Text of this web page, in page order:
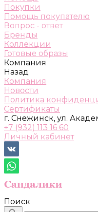
Покупки
Помощь покупателю
Вопрос - ответ
Бренды
Коллекции
Готовые образы
Компания
Назад
Компания
Новости
Политика
Сертификаты
г. Снежинск, ул.
+7 (932) 113 16 60
Личный кабинет
Поиск